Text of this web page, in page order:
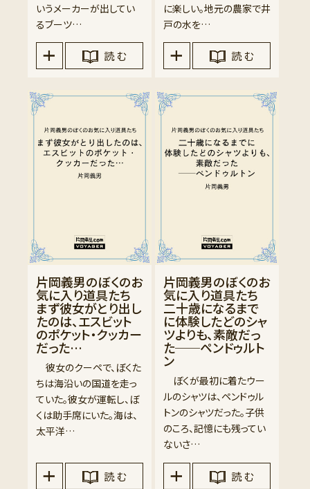
いうメーカーが出してい
るブーツ…
読 む
に楽しい。地元の農家で井
戸の水を…
読 む
片岡義男のぼくのお
気に入り道具たち
まず彼女がとり出し
たのは、エスビット
のポケット・クッカー
だった…
彼女のクーペで、ぼくた
ちは海沿いの国道を走っ
ていた。彼女が運転し、ぼ
くは助手席にいた。海は、
太平洋…
読 む
片岡義男のぼくのお
気に入り道具たち
二十歳になるまで
に体験したどのシャ
ツよりも、素敵だっ
た──ペンドゥルト
ン
ぼくが最初に着たウー
ルのシャツは、ペンドゥル
トンのシャツだった。子供
のころ、記憶にも残ってい
ないさ…
読 む